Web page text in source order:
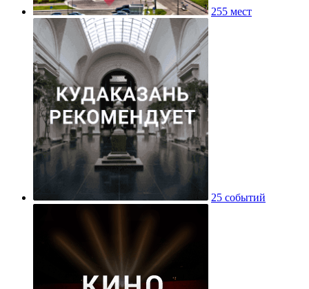
255 мест
25 событий